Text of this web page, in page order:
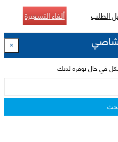
الطلب ألغاء التسعيرة
×
في حال توفره لديك